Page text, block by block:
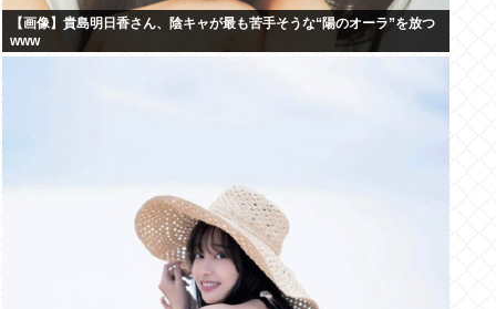
【画像】貴島明日香さん、陰キャが最も苦手そうな“陽のオーラ”を放つ
www